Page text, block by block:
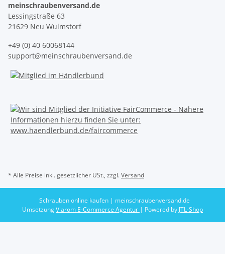
meinschraubenversand.de
Lessingstraße 63
21629 Neu Wulmstorf
+49 (0) 40 60068144
support@meinschraubenversand.de
* Alle Preise inkl. gesetzlicher USt., zzgl.Versand
Schrauben online kaufen | meinschraubenversand.de
UmsetzungVlarom E-Commerce Agentur | Powered by JTL-Shop